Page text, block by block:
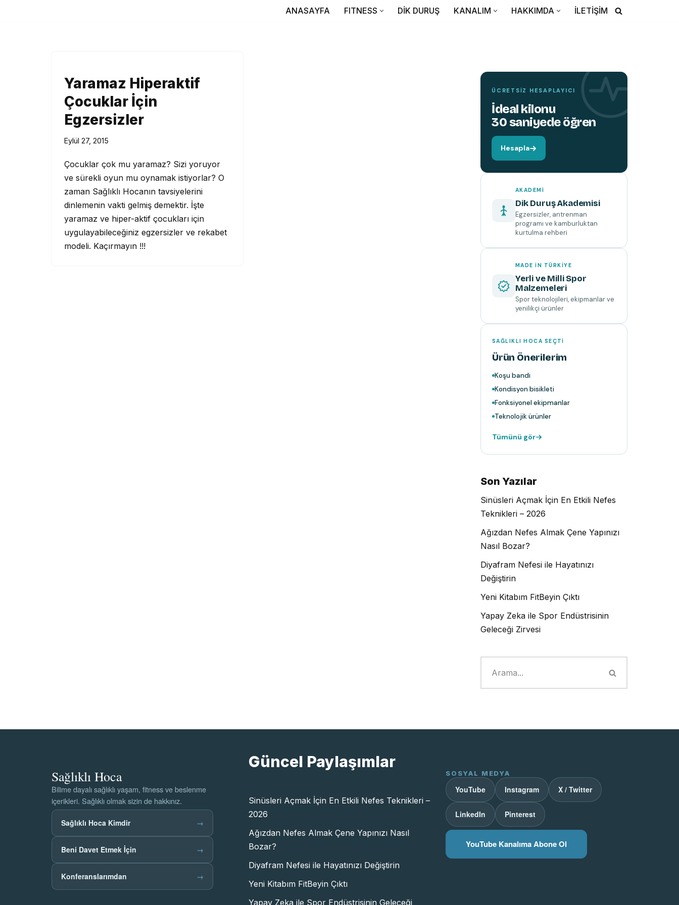
ANASAYFA FITNESS DİK DURUŞ KANALIM HAKKIMDA İLETİŞİM
Yaramaz Hiperaktif
Çocuklar İçin
Egzersizler
Eylül 27, 2015
Çocuklar çok mu yaramaz? Sizi yoruyor
ve sürekli oyun mu oynamak istiyorlar? O
zaman Sağlıklı Hocanın tavsiyelerini
dinlemenin vakti gelmiş demektir. İşte
yaramaz ve hiper-aktif çocukları için
uygulayabileceğiniz egzersizler ve rekabet
modeli. Kaçırmayın !!!
TEMIN ETMEK İÇIN TIKLAYIN
ÜCRETSIZ HESAPLAYICI
İdeal kilonu
30 saniyede öğren
Hesapla
AKADEMI
Dik Duruş Akademisi
Egzersizler, antrenman
programı ve kamburluktan
kurtulma rehberi
MADE IN TÜRKIYE
Yerli ve Milli Spor
Malzemeleri
Spor teknolojileri, ekipmanlar ve
yenilikçi ürünler
SAĞLIKLI HOCA SEÇTI
Ürün Önerilerim
Koşu bandı
Kondisyon bisikleti
Fonksiyonel ekipmanlar
Teknolojik ürünler
Tümünü gör
Son Yazılar
Sinüsleri Açmak İçin En Etkili Nefes
Teknikleri – 2026
Ağızdan Nefes Almak Çene Yapınızı
Nasıl Bozar?
Diyafram Nefesi ile Hayatınızı
Değiştirin
Yeni Kitabım FitBeyin Çıktı
Yapay Zeka ile Spor Endüstrisinin
Geleceği Zirvesi
Sağlıklı Hoca
Bilime dayalı sağlıklı yaşam, fitness ve beslenme
içerikleri. Sağlıklı olmak sizin de hakkınız.
Sağlıklı Hoca Kimdir →
Beni Davet Etmek İçin →
Konferanslarımdan →
Güncel Paylaşımlar
Sinüsleri Açmak İçin En Etkili Nefes Teknikleri –
2026
Ağızdan Nefes Almak Çene Yapınızı Nasıl
Bozar?
Diyafram Nefesi ile Hayatınızı Değiştirin
Yeni Kitabım FitBeyin Çıktı
Yapay Zeka ile Spor Endüstrisinin Geleceği
SOSYAL MEDYA
YouTube Instagram X / Twitter
LinkedIn Pinterest
YouTube Kanalıma Abone Ol